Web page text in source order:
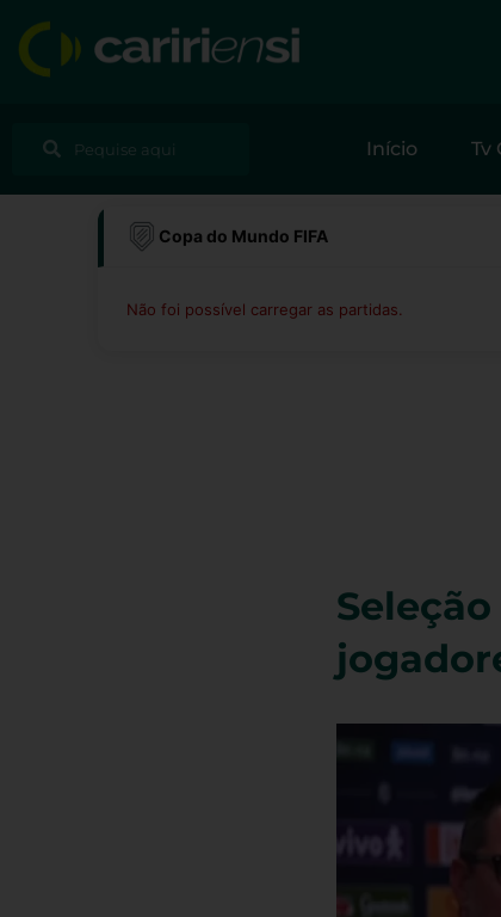
para
Pesquisar
Início Tv
Copa do Mundo FIFA
Não foi possível carregar as partidas.